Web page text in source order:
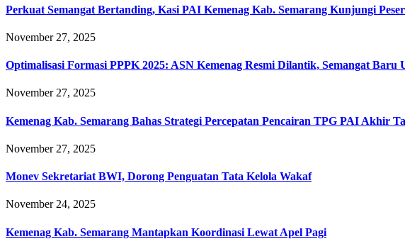
Perkuat Semangat Bertanding, Kasi PAI Kemenag Kab. Semarang Kunjungi
November 27, 2025
Optimalisasi Formasi PPPK 2025: ASN Kemenag Resmi Dilantik, Semangat Baru
November 27, 2025
Kemenag Kab. Semarang Bahas Strategi Percepatan Pencairan TPG PAI Akhir
November 27, 2025
Monev Sekretariat BWI, Dorong Penguatan Tata Kelola Wakaf
November 24, 2025
Kemenag Kab. Semarang Mantapkan Koordinasi Lewat Apel Pagi